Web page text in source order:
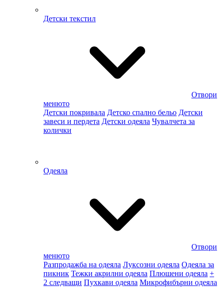
Детски текстил
Отвори
менюто
Детски покривала Детско спално бельо Детски
завеси и пердета Детски одеяла Чувалчета за
колички
Одеяла
Отвори
менюто
Разпродажба на одеяла Луксозни одеяла Одеяла за
пикник Тежки акрилни одеяла Плюшени одеяла +
2 следващи Пухкави одеяла Микрофибърни одеяла